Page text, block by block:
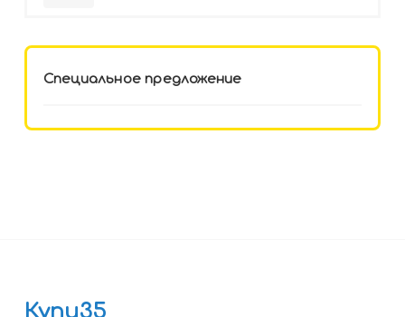
Специальное предложение
Купи35